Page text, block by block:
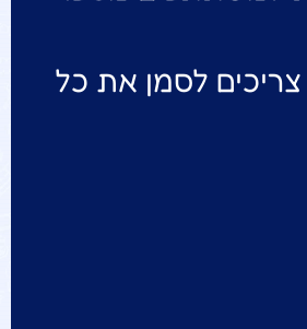
לסמן את כל